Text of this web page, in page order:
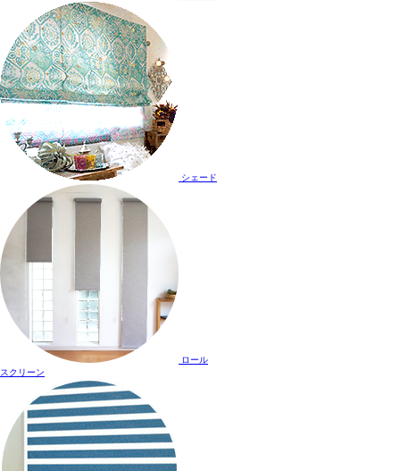
シェード
ロール
スクリーン